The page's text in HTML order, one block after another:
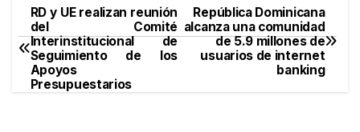
Navegación
de
entradas
República Dominicana
alcanza una comunidad
de 5.9 millones de
usuarios de internet
banking
RD y UE realizan reunión
del Comité
Interinstitucional de
Seguimiento de los
Apoyos
Presupuestarios